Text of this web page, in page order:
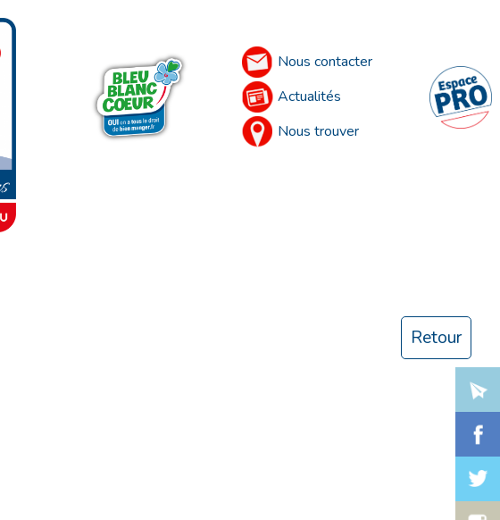
Nous contacter
Actualités
Nous trouver
Retour